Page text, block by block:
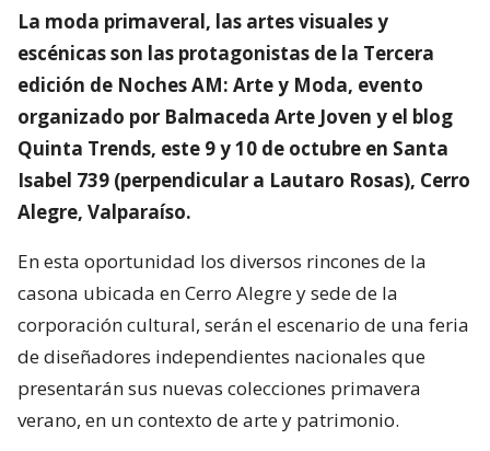
La moda primaveral, las artes visuales y
escénicas son las protagonistas de la Tercera
edición de Noches AM: Arte y Moda, evento
organizado por Balmaceda Arte Joven y el blog
Quinta Trends, este 9 y 10 de octubre en Santa
Isabel 739 (perpendicular a Lautaro Rosas), Cerro
Alegre, Valparaíso.
En esta oportunidad los diversos rincones de la
casona ubicada en Cerro Alegre y sede de la
corporación cultural, serán el escenario de una feria
de diseñadores independientes nacionales que
presentarán sus nuevas colecciones primavera
verano, en un contexto de arte y patrimonio.